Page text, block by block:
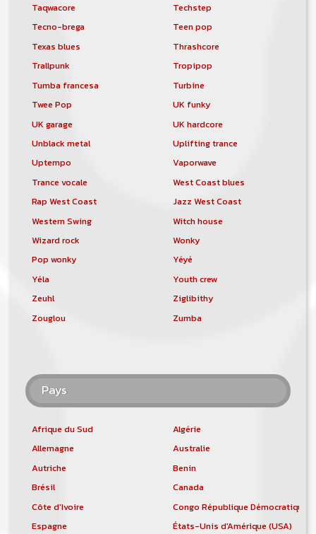
Taqwacore
Techstep
Tecno-brega
Teen pop
Texas blues
Thrashcore
Trallpunk
Tropipop
Tumba francesa
Turbine
Twee Pop
UK funky
UK garage
UK hardcore
Unblack metal
Uplifting trance
Uptempo
Vaporwave
Trance vocale
West Coast blues
Rap West Coast
Jazz West Coast
Western Swing
Witch house
Wizard rock
Wonky
Pop wonky
Yéyé
Yéla
Youth crew
Zeuhl
Ziglibithy
Zouglou
Zumba
Pays
Afrique du Sud
Algérie
Allemagne
Australie
Autriche
Benin
Brésil
Canada
Côte d'Ivoire
Congo République Démocratique
Espagne
États-Unis d'Amérique (USA)